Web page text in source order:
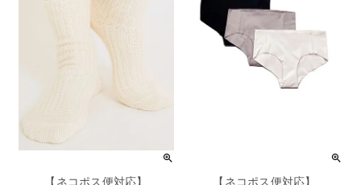
【ネコポス便対応】 【ネコポス便対応】